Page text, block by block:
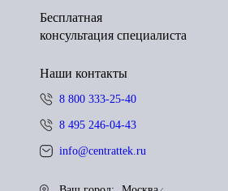
Бесплатная
консультация специалиста
Наши контакты
8 800 333-25-40
8 495 246-04-43
info@centrattek.ru